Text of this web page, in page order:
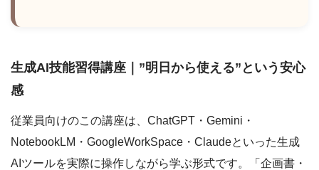
生成AI技能習得講座｜”明日から使える”という安心
感
従業員向けのこの講座は、ChatGPT・Gemini・
NotebookLM・GoogleWorkSpace・Claudeといった生成
AIツールを実際に操作しながら学ぶ形式です。「企画書・